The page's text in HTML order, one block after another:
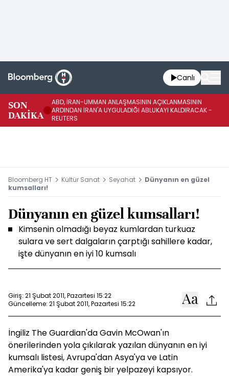
Canlı
SON
DAKİKA
ABD, İRAN-UMMAN ANLAŞMASININ AÇIKLANMASININ
ARDINDAN İRAN'A UYGULADIĞI ABLUKAYI KALDIRACAK -
REUTERS
Bloomberg HT Kültür Sanat Seyahat
Dünyanın en güzel
kumsalları!
Dünyanın en güzel kumsalları!
Kimsenin olmadığı beyaz kumlardan turkuaz
sulara ve sert dalgaların çarptığı sahillere kadar,
işte dünyanın en iyi 10 kumsalı
Giriş: 21 Şubat 2011, Pazartesi 15:22
Güncelleme: 21 Şubat 2011, Pazartesi 15:22
İngiliz The Guardian'da Gavin McOwan'ın
önerilerinden yola çıkılarak yazılan dünyanın en iyi
kumsalı listesi, Avrupa'dan Asya'ya ve Latin
Amerika'ya kadar geniş bir yelpazeyi kapsıyor.